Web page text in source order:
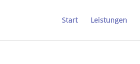
Start Leistungen